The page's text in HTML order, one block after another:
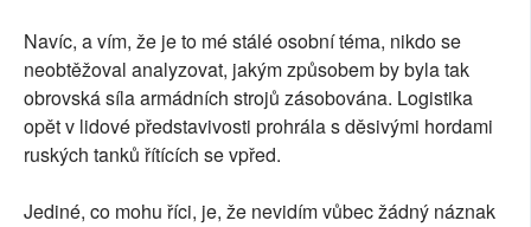
Navíc, a vím, že je to mé stálé osobní téma, nikdo se
neobtěžoval analyzovat, jakým způsobem by byla tak
obrovská síla armádních strojů zásobována. Logistika
opět v lidové představivosti prohrála s děsivými hordami
ruských tanků řítících se vpřed.
Jediné, co mohu říci, je, že nevidím vůbec žádný náznak